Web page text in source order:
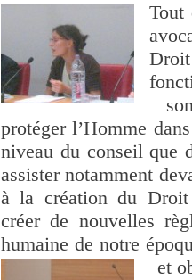
Tout
protéger l’Homme
niveau du conseil que
assister notamment
à la création du Droit
créer de nouvelles
humaine de notre
et